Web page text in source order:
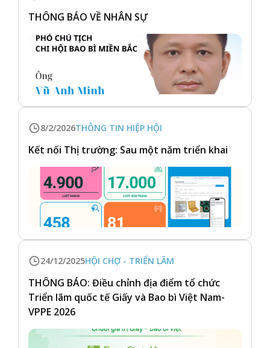
THÔNG BÁO VỀ NHÂN SỰ
8/2/2026THÔNG TIN HIỆP HỘI
Kết nối Thị trường: Sau một năm triển khai
24/12/2025HỘI CHỢ - TRIỂN LÃM
THÔNG BÁO: Điều chỉnh địa điểm tổ chức
Triển lãm quốc tế Giấy và Bao bì Việt Nam-
VPPE 2026